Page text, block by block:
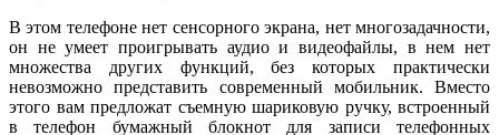
В этом телефоне нет сенсорного экрана, нет многозадачности,
он не умеет проигрывать аудио и видеофайлы, в нем нет
множества других функций, без которых практически
невозможно представить современный мобильник. Вместо
этого вам предложат съемную шариковую ручку, встроенный
в телефон бумажный блокнот для записи телефонных